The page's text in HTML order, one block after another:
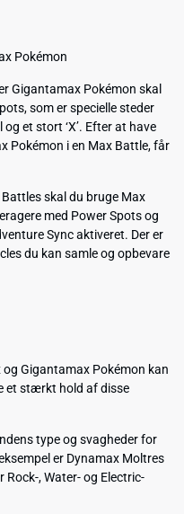
Pokémon
Gigantamax Pokémon skal
som er specielle steder
et stort ‘X’. Efter at have
Pokémon i en Max Battle, får
skal du bruge Max
med Power Spots og
Sync aktiveret. Der er
du kan samle og opbevare
Gigantamax Pokémon kan
et stærkt hold af disse
type og svagheder for
er Dynamax Moltres
, Water- og Electric-